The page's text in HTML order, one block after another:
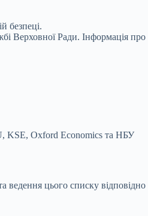
безпеці.
Верховної Ради. Інформація про
KSE, Oxford Economics та НБУ
ведення цього списку відповідно